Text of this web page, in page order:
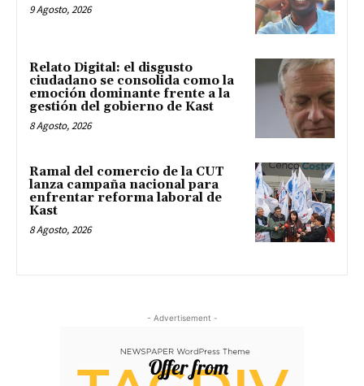
9 Agosto, 2026
Relato Digital: el disgusto
ciudadano se consolida como la
emoción dominante frente a la
gestión del gobierno de Kast
8 Agosto, 2026
Ramal del comercio de la CUT
lanza campaña nacional para
enfrentar reforma laboral de
Kast
8 Agosto, 2026
- Advertisement -